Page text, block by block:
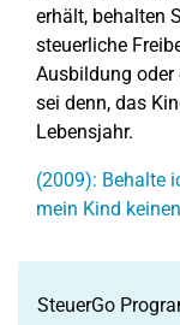
erhält, behalten
steuerliche
Ausbildung
sei denn, das
Lebensjahr.
(2009): Behalte
mein Kind
SteuerGo